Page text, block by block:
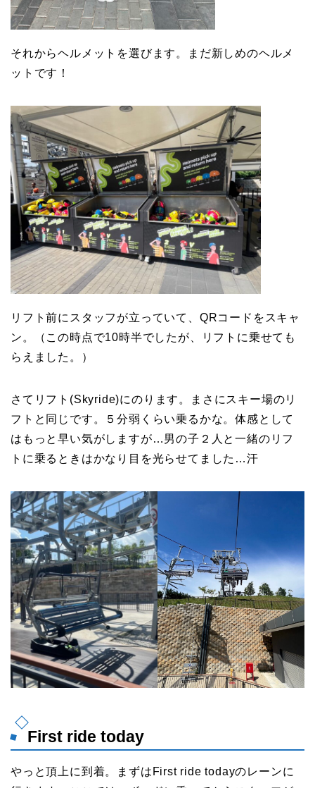
それからヘルメットを選びます。まだ新しめのヘルメ
ットです！
リフト前にスタッフが立っていて、QRコードをスキャ
ン。（この時点で10時半でしたが、リフトに乗せても
らえました。）
さてリフト(Skyride)にのります。まさにスキー場のリ
フトと同じです。５分弱くらい乗るかな。体感として
はもっと早い気がしますが…男の子２人と一緒のリフ
トに乗るときはかなり目を光らせてました…汗
First ride today
やっと頂上に到着。まずはFirst ride todayのレーンに